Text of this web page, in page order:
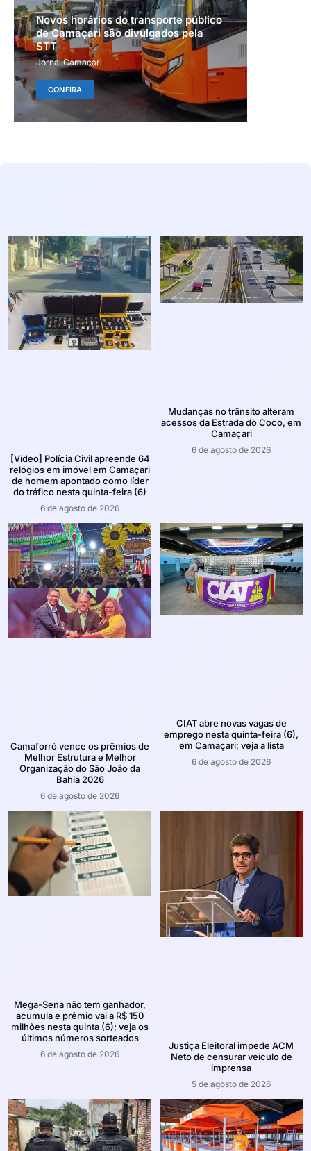
Novos horários do transporte público
de Camaçari são divulgados pela
STT
Jornal Camaçari
CONFIRA
[Vídeo] Polícia Civil apreende 64
relógios em imóvel em Camaçari
de homem apontado como líder
do tráfico nesta quinta-feira (6)
6 de agosto de 2026
Mudanças no trânsito alteram
acessos da Estrada do Coco, em
Camaçari
6 de agosto de 2026
Camaforró vence os prêmios de
Melhor Estrutura e Melhor
Organização do São João da
Bahia 2026
6 de agosto de 2026
CIAT abre novas vagas de
emprego nesta quinta-feira (6),
em Camaçari; veja a lista
6 de agosto de 2026
Mega-Sena não tem ganhador,
acumula e prêmio vai a R$ 150
milhões nesta quinta (6); veja os
últimos números sorteados
6 de agosto de 2026
Justiça Eleitoral impede ACM
Neto de censurar veículo de
imprensa
5 de agosto de 2026